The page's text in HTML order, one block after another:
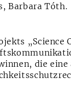
Barbara Tóth.
die